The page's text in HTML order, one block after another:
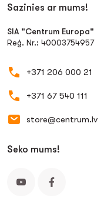
Sazinies ar mums!
SIA "Centrum Europa"
Reģ. Nr.: 40003754957
+371 206 000 21
+371 67 540 111
store@centrum.lv
Seko mums!